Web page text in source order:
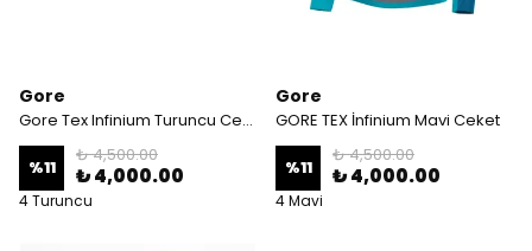
Gore
Gore Tex Infinium Turuncu Ceket
%11
₺ 4,500.00
₺ 4,000.00
4 Turuncu
Gore
GORE TEX İnfinium Mavi Ceket
%11
₺ 4,500.00
₺ 4,000.00
4 Mavi